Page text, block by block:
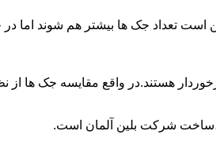
تعداد جک ها بیشتر هم شوند اما در
هستند.در واقع مقایسه جک ها
شرکت بلین آلمان است.